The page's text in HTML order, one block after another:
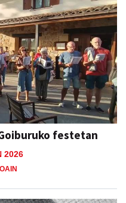
festetan
2026